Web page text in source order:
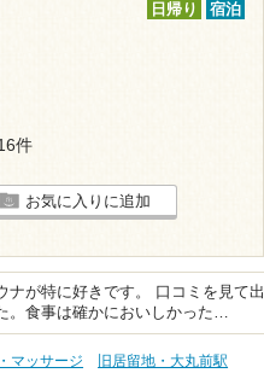
日帰り 宿泊
件
お気に入りに追加
が特に好きです。 口コミを見て出
。食事は確かにおいしかった…
マッサージ
旧居留地・大丸前駅